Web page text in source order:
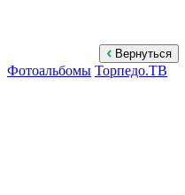
Вернуться
Фотоальбомы Торпедо.ТВ